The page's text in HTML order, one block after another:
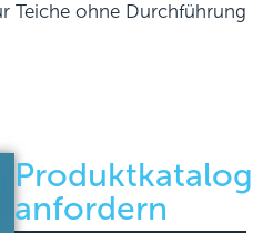
Teiche ohne Durchführung
Produktkatalog
anfordern